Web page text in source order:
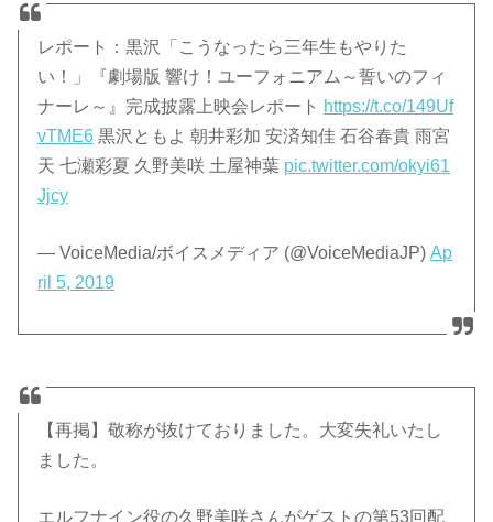
レポート：黒沢「こうなったら三年生もやりた
い！」『劇場版 響け！ユーフォニアム～誓いのフィ
ナーレ～』完成披露上映会レポート https://t.co/149Uf
vTME6 黒沢ともよ 朝井彩加 安済知佳 石谷春貴 雨宮
天 七瀬彩夏 久野美咲 土屋神葉 pic.twitter.com/okyi61
Jjcy
— VoiceMedia/ボイスメディア (@VoiceMediaJP)Ap
ril 5, 2019
【再掲】敬称が抜けておりました。大変失礼いたし
ました。
エルフナイン役の久野美咲さんがゲストの第53回配